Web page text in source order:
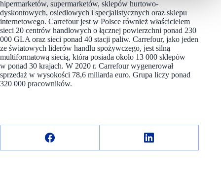
hipermarketów, supermarketów, sklepów hurtowo-
dyskontowych, osiedlowych i specjalistycznych oraz sklepu
internetowego. Carrefour jest w Polsce również właścicielem
sieci 20 centrów handlowych o łącznej powierzchni ponad 230
000 GLA oraz sieci ponad 40 stacji paliw. Carrefour, jako jeden
ze światowych liderów handlu spożywczego, jest silną
multiformatową siecią, która posiada około 13 000 sklepów
w ponad 30 krajach. W 2020 r. Carrefour wygenerował
sprzedaż w wysokości 78,6 miliarda euro. Grupa liczy ponad
320 000 pracowników.